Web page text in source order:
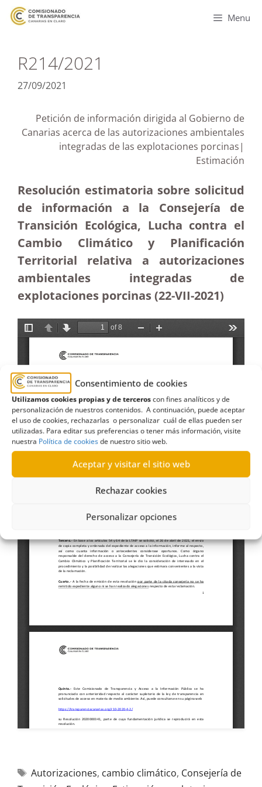
Consentimiento de cookies
Utilizamos cookies propias y de terceroscon fines analíticos y de
personalización de nuestros contenidos. A continuación, puede aceptar
el uso de cookies, rechazarlas o personalizar cuál de ellas pueden ser
utilizadas. Para editar sus preferencias o tener más información, visite
nuestra Política de cookiesde nuestro sitio web.
Aceptar y visitar el sitio web
Rechazar cookies
Personalizar opciones
Menu
R214/2021
27/09/2021
Petición de información dirigida al Gobierno de
Canarias acerca de las autorizaciones ambientales
integradas de las explotaciones porcinas|
Estimación
Resolución estimatoria sobre solicitud
de información a la Consejería de
Transición Ecológica, Lucha contra el
Cambio Climático y Planificación
Territorial relativa a autorizaciones
ambientales integradas de
explotaciones porcinas (22-VII-2021)
Autorizaciones, cambio climático, Consejería de